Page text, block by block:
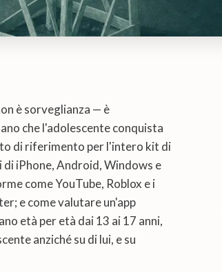
è sorveglianza — è
che l'adolescente conquista
di riferimento per l'intero kit di
iPhone, Android, Windows e
come YouTube, Roblox e i
e come valutare un'app
età per età dai 13 ai 17 anni,
anziché su di lui, e su